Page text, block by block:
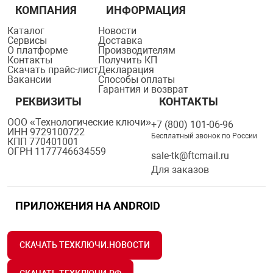
Термокожухи
Термошкафы
оборудование
оборудование
Фасовочные
Шлюзовые
Электронные
Огнетушители
Сигнально-
Оповещатели
Приборы
Система
Диапазон рабочих температур
Хранение
Рабочая частота
Относительная влажность
Форма корпуса
Оперативная память
КОМПАНИЯ
Каталог
Сервисы
О платформе
Контакты
Скачать прайс-лист
Вакансии
ИНФОРМАЦИЯ
Новости
Доставка
Производителям
Получить КП
Декларация
Способы оплаты
Гарантия и возврат
РЕКВИЗИТЫ
ООО «Технологические ключи»
ИНН 9729100722
КПП 770401001
ОГРН 1177746634559
КОНТАКТЫ
+7 (800) 101-06-96
Бесплатный звонок по России
sale-tk@ftcmail.ru
Для заказов
ПРИЛОЖЕНИЯ НА ANDROID
СКАЧАТЬ ТЕХКЛЮЧИ.НОВОСТИ